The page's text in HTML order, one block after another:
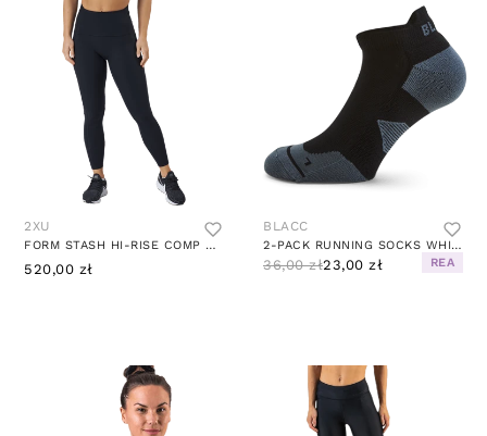
2XU
FORM STASH HI-RISE COMP TIGHT BLACK/BLACK
520,00 zł
BLACC
2-PACK RUNNING SOCKS WHITE/BLACK/GREY
36,00 zł23,00 zł REA